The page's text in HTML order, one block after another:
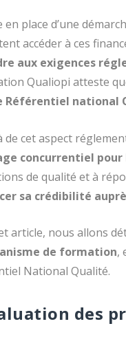
en place d’une
accéder à ces
aux exigences
Qualiopi atteste
Référentiel national
de cet aspect
concurrentiel
de qualité et à
sa crédibilité
article, nous allons
de formation,
National Qualité.
des